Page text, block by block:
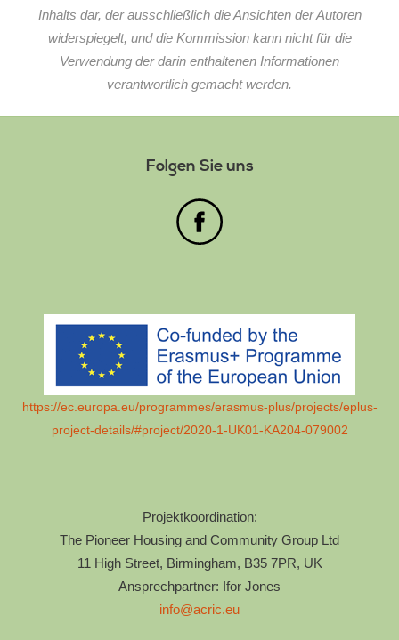
Inhalts dar, der ausschließlich die Ansichten der Autoren
widerspiegelt, und die Kommission kann nicht für die
Verwendung der darin enthaltenen Informationen
verantwortlich gemacht werden.
Folgen Sie uns
https://ec.europa.eu/programmes/erasmus-plus/projects/eplus-
project-details/#project/2020-1-UK01-KA204-079002
Projektkoordination:
The Pioneer Housing and Community Group Ltd
11 High Street, Birmingham, B35 7PR, UK
Ansprechpartner: Ifor Jones
info@acric.eu